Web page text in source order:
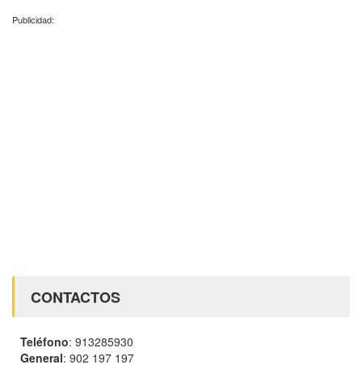
Publicidad:
CONTACTOS
Teléfono: 913285930
General: 902 197 197